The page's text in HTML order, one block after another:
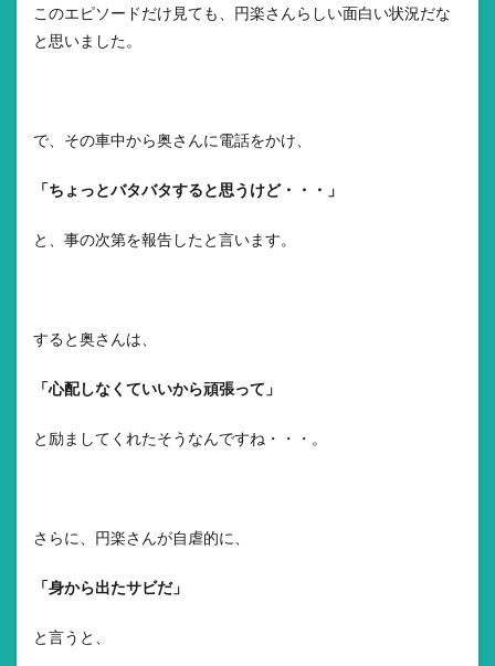
このエピソードだけ見ても、円楽さんらしい面白い状況だな
と思いました。
で、その車中から奥さんに電話をかけ、
「ちょっとバタバタすると思うけど・・・」
と、事の次第を報告したと言います。
すると奥さんは、
「心配しなくていいから頑張って」
と励ましてくれたそうなんですね・・・。
さらに、円楽さんが自虐的に、
「身から出たサビだ」
と言うと、